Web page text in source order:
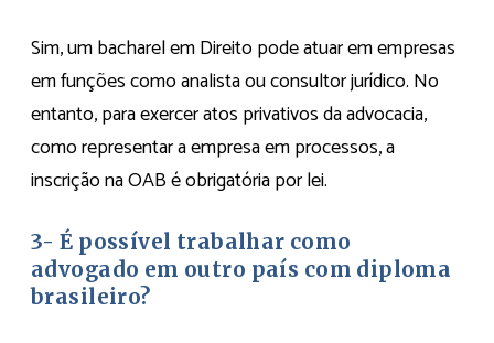
Sim, um bacharel em Direito pode atuar em empresas
em funções como analista ou consultor jurídico. No
entanto, para exercer atos privativos da advocacia,
como representar a empresa em processos, a
inscrição na OAB é obrigatória por lei.
3- É possível trabalhar como
advogado em outro país com diploma
brasileiro?